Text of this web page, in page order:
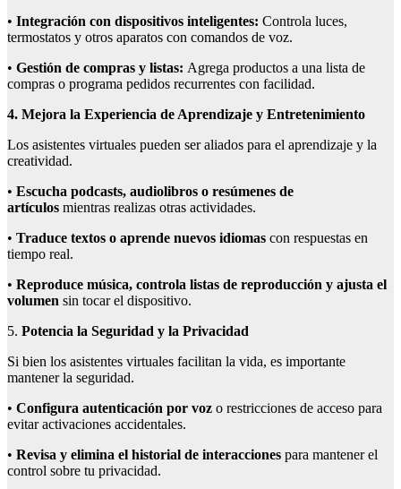
• Integración con dispositivos inteligentes: Controla luces,
termostatos y otros aparatos con comandos de voz.
• Gestión de compras y listas: Agrega productos a una lista de
compras o programa pedidos recurrentes con facilidad.
4. Mejora la Experiencia de Aprendizaje y Entretenimiento
Los asistentes virtuales pueden ser aliados para el aprendizaje y la
creatividad.
• Escucha podcasts, audiolibros o resúmenes de
artículos mientras realizas otras actividades.
• Traduce textos o aprende nuevos idiomas con respuestas en
tiempo real.
• Reproduce música, controla listas de reproducción y ajusta el
volumen sin tocar el dispositivo.
5. Potencia la Seguridad y la Privacidad
Si bien los asistentes virtuales facilitan la vida, es importante
mantener la seguridad.
• Configura autenticación por voz o restricciones de acceso para
evitar activaciones accidentales.
• Revisa y elimina el historial de interacciones para mantener el
control sobre tu privacidad.